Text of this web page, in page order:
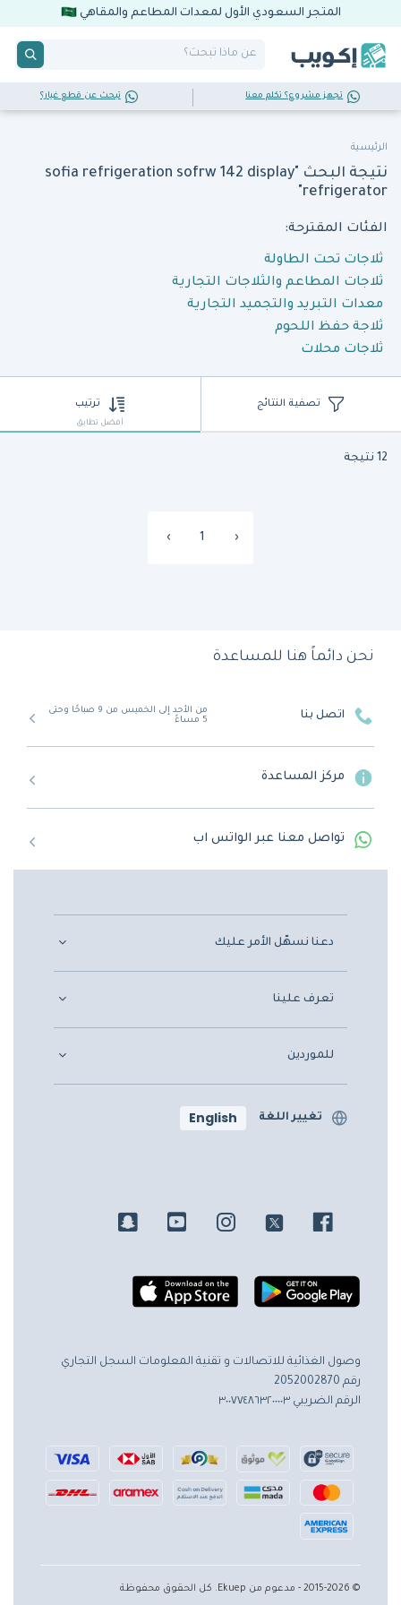
المتجر السعودي الأول لمعدات المطاعم والمقاهي
تجهز مشروع؟ تكلم معنا تبحث عن قطع غيار؟
الرئيسية
نتيجة البحث "sofia refrigeration sofrw 142 display
refrigerator"
الفئات المقترحة:
ثلاجات تحت الطاولة
ثلاجات المطاعم والثلاجات التجارية
معدات التبريد والتجميد التجارية
ثلاجة حفظ اللحوم
ثلاجات محلات
تصفية النتائج ترتيب
أفضل تطابق
12 نتيجة
‹
1
›
نحن دائماً هنا للمساعدة
اتصل بنا
من الأحد إلى الخميس من 9 صباحًا وحتى
5 مساءً
مركز المساعدة
تواصل معنا عبر الواتس اب
دعنا نسهّل الأمر عليك
تعرف علينا
للموردين
تغيير اللغة English
وصول الغذائية للاتصالات و تقنية المعلومات السجل التجاري
رقم 2052002870
الرقم الضريبي ٣٠٠٧٧٤٨٦٣٢٠٠٠٠٣
© 2015-2026 - مدعوم من Ekuep. كل الحقوق محفوظة